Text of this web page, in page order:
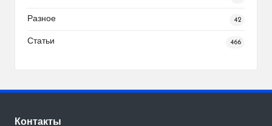
Разное 42
Статьи 466
Контакты